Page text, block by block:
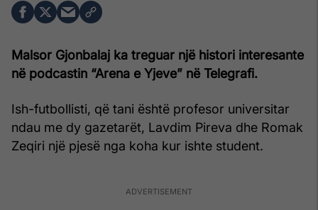
Malsor Gjonbalaj ka treguar një histori interesante
në podcastin “Arena e Yjeve” në Telegrafi.
Ish-futbollisti, që tani është profesor universitar
ndau me dy gazetarët, Lavdim Pireva dhe Romak
Zeqiri një pjesë nga koha kur ishte student.